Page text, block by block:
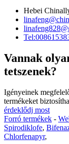
Hebei
Vannak
tetszenek?
Igényeinek
termékeket
érdeklődj most
Forró termékek -
Spirodiklofe,
Chlorfenapyr,